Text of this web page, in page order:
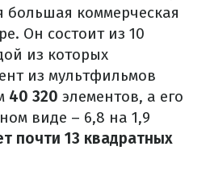
большая коммерческая
Он состоит из 10
из которых
из мультфильмов
40 320 элементов, а его
виде – 6,8 на 1,9
почти 13 квадратных